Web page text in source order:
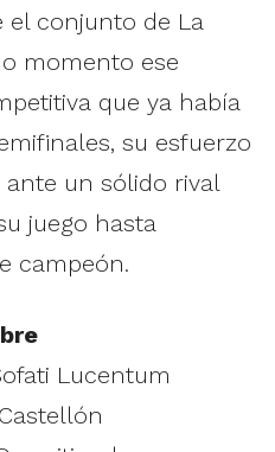
el conjunto de La
momento ese
que ya había
su esfuerzo
un sólido rival
juego hasta
campeón.
Lucentum